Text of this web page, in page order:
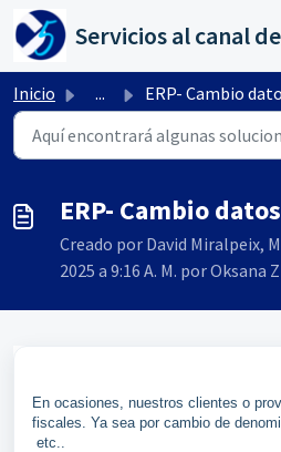
Saltar al contenido principal
Inicio ... ERP- Cambio datos
ERP- Cambio
Creado por David Miralpeix,
2025 a 9:16 A. M. por Oksana
En ocasiones, nuestros clientes o
fiscales. Ya sea por cambio de
etc..